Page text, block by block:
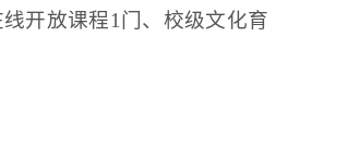
开放课程1门、校级文化育